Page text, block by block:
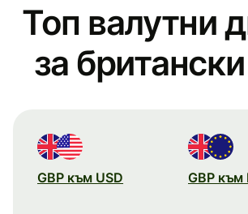
Топ валутни
за
GBP към USD GBP към